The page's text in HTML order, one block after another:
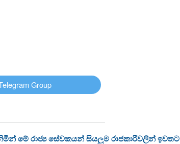
Group
මේ රාජ්‍ය සේවකයන් සියලුම රාජකාරිවලින් ඉවතට